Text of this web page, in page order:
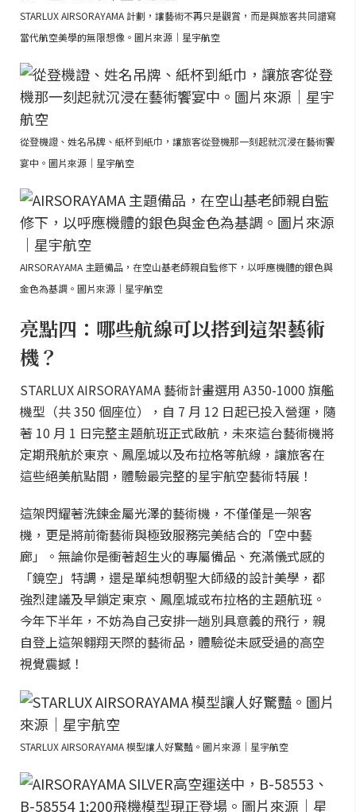
STARLUX AIRSORAYAMA 計劃，讓藝術不再只是觀賞，而是與旅客共同譜寫
當代航空美學的無限想像。圖片來源｜星宇航空
從登機證、姓名吊牌、紙杯到紙巾，讓旅客從登機那一刻起就沉浸在藝術饗
宴中。圖片來源｜星宇航空
AIRSORAYAMA 主題備品，在空山基老師親自監修下，以呼應機體的銀色與
金色為基調。圖片來源｜星宇航空
亮點四：哪些航線可以搭到這架藝術
機？
STARLUX AIRSORAYAMA 藝術計畫選用 A350-1000 旗艦
機型（共 350 個座位），自 7 月 12 日起已投入營運，隨
著 10 月 1 日完整主題航班正式啟航，未來這台藝術機將
定期飛航於東京、鳳凰城以及布拉格等航線，讓旅客在
這些絕美航點間，體驗最完整的星宇航空藝術特展！
這架閃耀著洗鍊金屬光澤的藝術機，不僅僅是一架客
機，更是將前衛藝術與極致服務完美結合的「空中藝
廊」。無論你是衝著超生火的專屬備品、充滿儀式感的
「鏡空」特調，還是單純想朝聖大師級的設計美學，都
強烈建議及早鎖定東京、鳳凰城或布拉格的主題航班。
今年下半年，不妨為自己安排一趟別具意義的飛行，親
自登上這架翱翔天際的藝術品，體驗從未感受過的高空
視覺震撼！
STARLUX AIRSORAYAMA 模型讓人好驚豔。圖片來源｜星宇航空